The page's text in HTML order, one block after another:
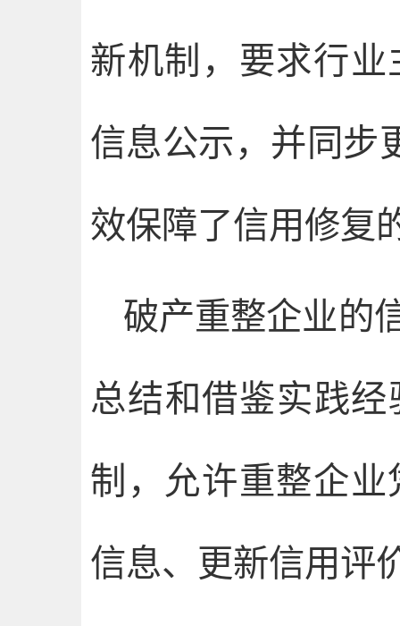
新机制，要求行
信息公示，并同步
效保障了信用修复
破产重整企业的
总结和借鉴实践
制，允许重整企
信息、更新信用评